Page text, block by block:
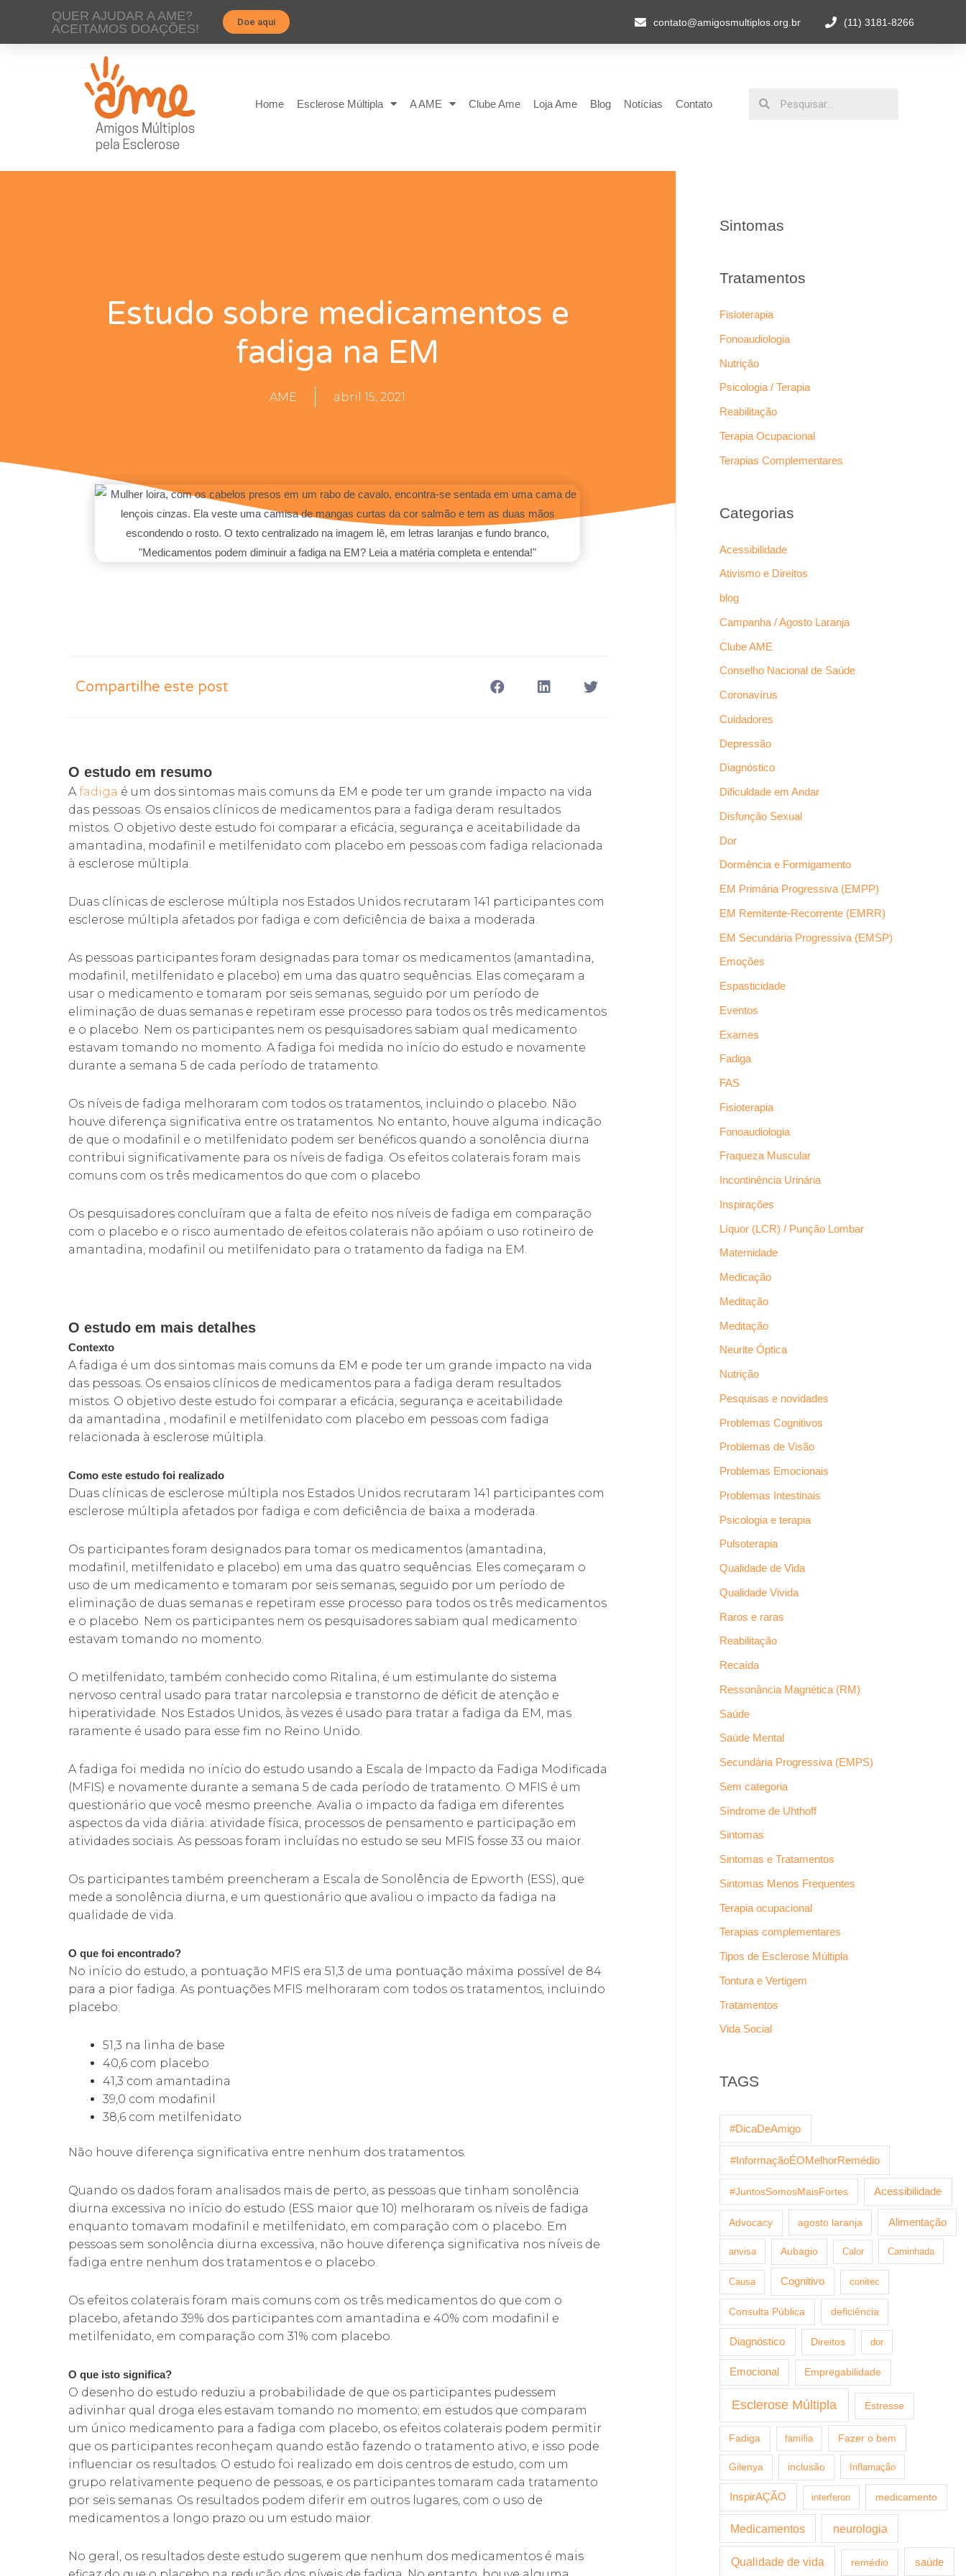
QUER AJUDAR A AME?
ACEITAMOS DOAÇÕES!
Doe aqui contato@amigosmultiplos.org.br (11) 3181-8266
Home Esclerose Múltipla A AME Clube Ame Loja Ame Blog Notícias Contato
Estudo sobre medicamentos e
fadiga na EM
AME abril 15, 2021
Compartilhe este post
O estudo em resumo
A fadiga é um dos sintomas mais comuns da EM e pode ter um grande impacto na vida
das pessoas. Os ensaios clínicos de medicamentos para a fadiga deram resultados
mistos. O objetivo deste estudo foi comparar a eficácia, segurança e aceitabilidade da
amantadina, modafinil e metilfenidato com placebo em pessoas com fadiga relacionada
à esclerose múltipla.
Duas clínicas de esclerose múltipla nos Estados Unidos recrutaram 141 participantes com
esclerose múltipla afetados por fadiga e com deficiência de baixa a moderada.
As pessoas participantes foram designadas para tomar os medicamentos (amantadina,
modafinil, metilfenidato e placebo) em uma das quatro sequências. Elas começaram a
usar o medicamento e tomaram por seis semanas, seguido por um período de
eliminação de duas semanas e repetiram esse processo para todos os três medicamentos
e o placebo. Nem os participantes nem os pesquisadores sabiam qual medicamento
estavam tomando no momento. A fadiga foi medida no início do estudo e novamente
durante a semana 5 de cada período de tratamento.
Os níveis de fadiga melhoraram com todos os tratamentos, incluindo o placebo. Não
houve diferença significativa entre os tratamentos. No entanto, houve alguma indicação
de que o modafinil e o metilfenidato podem ser benéficos quando a sonolência diurna
contribui significativamente para os níveis de fadiga. Os efeitos colaterais foram mais
comuns com os três medicamentos do que com o placebo.
Os pesquisadores concluíram que a falta de efeito nos níveis de fadiga em comparação
com o placebo e o risco aumentado de efeitos colaterais não apóiam o uso rotineiro de
amantadina, modafinil ou metilfenidato para o tratamento da fadiga na EM.
O estudo em mais detalhes
Contexto
A fadiga é um dos sintomas mais comuns da EM e pode ter um grande impacto na vida
das pessoas. Os ensaios clínicos de medicamentos para a fadiga deram resultados
mistos. O objetivo deste estudo foi comparar a eficácia, segurança e aceitabilidade
da amantadina , modafinil e metilfenidato com placebo em pessoas com fadiga
relacionada à esclerose múltipla.
Como este estudo foi realizado
Duas clínicas de esclerose múltipla nos Estados Unidos recrutaram 141 participantes com
esclerose múltipla afetados por fadiga e com deficiência de baixa a moderada.
Os participantes foram designados para tomar os medicamentos (amantadina,
modafinil, metilfenidato e placebo) em uma das quatro sequências. Eles começaram o
uso de um medicamento e tomaram por seis semanas, seguido por um período de
eliminação de duas semanas e repetiram esse processo para todos os três medicamentos
e o placebo. Nem os participantes nem os pesquisadores sabiam qual medicamento
estavam tomando no momento.
O metilfenidato, também conhecido como Ritalina, é um estimulante do sistema
nervoso central usado para tratar narcolepsia e transtorno de déficit de atenção e
hiperatividade. Nos Estados Unidos, às vezes é usado para tratar a fadiga da EM, mas
raramente é usado para esse fim no Reino Unido.
A fadiga foi medida no início do estudo usando a Escala de Impacto da Fadiga Modificada
(MFIS) e novamente durante a semana 5 de cada período de tratamento. O MFIS é um
questionário que você mesmo preenche. Avalia o impacto da fadiga em diferentes
aspectos da vida diária: atividade física, processos de pensamento e participação em
atividades sociais. As pessoas foram incluídas no estudo se seu MFIS fosse 33 ou maior.
Os participantes também preencheram a Escala de Sonolência de Epworth (ESS), que
mede a sonolência diurna, e um questionário que avaliou o impacto da fadiga na
qualidade de vida.
O que foi encontrado?
No início do estudo, a pontuação MFIS era 51,3 de uma pontuação máxima possível de 84
para a pior fadiga. As pontuações MFIS melhoraram com todos os tratamentos, incluindo
placebo:
51,3 na linha de base
40,6 com placebo
41,3 com amantadina
39,0 com modafinil
38,6 com metilfenidato
Não houve diferença significativa entre nenhum dos tratamentos.
Quando os dados foram analisados ​​mais de perto, as pessoas que tinham sonolência
diurna excessiva no início do estudo (ESS maior que 10) melhoraram os níveis de fadiga
enquanto tomavam modafinil e metilfenidato, em comparação com o placebo. Em
pessoas sem sonolência diurna excessiva, não houve diferença significativa nos níveis de
fadiga entre nenhum dos tratamentos e o placebo.
Os efeitos colaterais foram mais comuns com os três medicamentos do que com o
placebo, afetando 39% dos participantes com amantadina e 40% com modafinil e
metilfenidato, em comparação com 31% com placebo.
O que isto significa?
O desenho do estudo reduziu a probabilidade de que os participantes pudessem
adivinhar qual droga eles estavam tomando no momento; em estudos que comparam
um único medicamento para a fadiga com placebo, os efeitos colaterais podem permitir
que os participantes reconheçam quando estão fazendo o tratamento ativo, e isso pode
influenciar os resultados. O estudo foi realizado em dois centros de estudo, com um
grupo relativamente pequeno de pessoas, e os participantes tomaram cada tratamento
por seis semanas. Os resultados podem diferir em outros lugares, com o uso de
medicamentos a longo prazo ou um estudo maior.
No geral, os resultados deste estudo sugerem que nenhum dos medicamentos é mais
Sintomas
Tratamentos
Fisioterapia
Fonoaudiologia
Nutrição
Psicologia / Terapia
Reabilitação
Terapia Ocupacional
Terapias Complementares
Categorias
Acessibilidade
Ativismo e Direitos
blog
Campanha / Agosto Laranja
Clube AME
Conselho Nacional de Saúde
Coronavírus
Cuidadores
Depressão
Diagnóstico
Dificuldade em Andar
Disfunção Sexual
Dor
Dormência e Formigamento
EM Primária Progressiva (EMPP)
EM Remitente-Recorrente (EMRR)
EM Secundária Progressiva (EMSP)
Emoções
Espasticidade
Eventos
Exames
Fadiga
FAS
Fisioterapia
Fonoaudiologia
Fraqueza Muscular
Incontinência Urinária
Inspirações
Líquor (LCR) / Punção Lombar
Maternidade
Medicação
Meditação
Meditação
Neurite Óptica
Nutrição
Pesquisas e novidades
Problemas Cognitivos
Problemas de Visão
Problemas Emocionais
Problemas Intestinais
Psicologia e terapia
Pulsoterapia
Qualidade de Vida
Qualidade Vivida
Raros e raras
Reabilitação
Recaída
Ressonância Magnética (RM)
Saúde
Saúde Mental
Secundária Progressiva (EMPS)
Sem categoria
Síndrome de Uhthoff
Sintomas
Sintomas e Tratamentos
Sintomas Menos Frequentes
Terapia ocupacional
Terapias complementares
Tipos de Esclerose Múltipla
Tontura e Vertigem
Tratamentos
Vida Social
TAGS
#DicaDeAmigo
#InformaçãoÉOMelhorRemédio
#JuntosSomosMaisFortes Acessibilidade
Advocacy agosto laranja Alimentação
anvisa Aubagio Calor Caminhada
Causa Cognitivo conitec
Consulta Pública deficiência
Diagnóstico Direitos dor
Emocional Empregabilidade
Esclerose Múltipla Estresse
Fadiga família Fazer o bem
Gilenya inclusão Inflamação
InspirAÇÃO interferon medicamento
Medicamentos neurologia
Qualidade de vida remédio saúde